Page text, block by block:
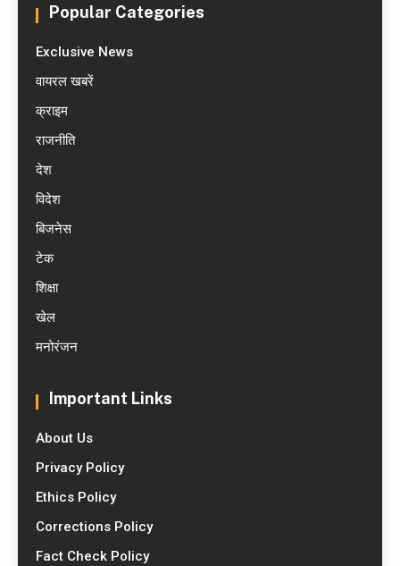
Popular Categories
Exclusive News
वायरल खबरें
क्राइम
राजनीति
देश
विदेश
बिजनेस
टेक
शिक्षा
खेल
मनोरंजन
Important Links
About Us
Privacy Policy
Ethics Policy
Corrections Policy
Fact Check Policy